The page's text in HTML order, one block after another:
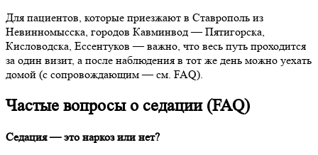
Для пациентов, которые приезжают в Ставрополь из
Невинномысска, городов Кавминвод — Пятигорска,
Кисловодска, Ессентуков — важно, что весь путь проходится
за один визит, а после наблюдения в тот же день можно уехать
домой (с сопровождающим — см. FAQ).
Частые вопросы о седации (FAQ)
Седация — это наркоз или нет?